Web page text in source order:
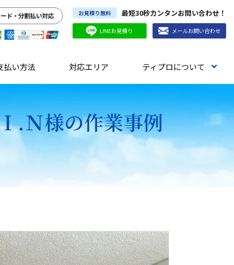
ド・分割払い対応 お見積り無料 最短30秒カンタンお問い合わせ！
LINEお見積り メールお問い合わせ
払い方法 対応エリア ティプロについて
.Ｎ様の作業事例